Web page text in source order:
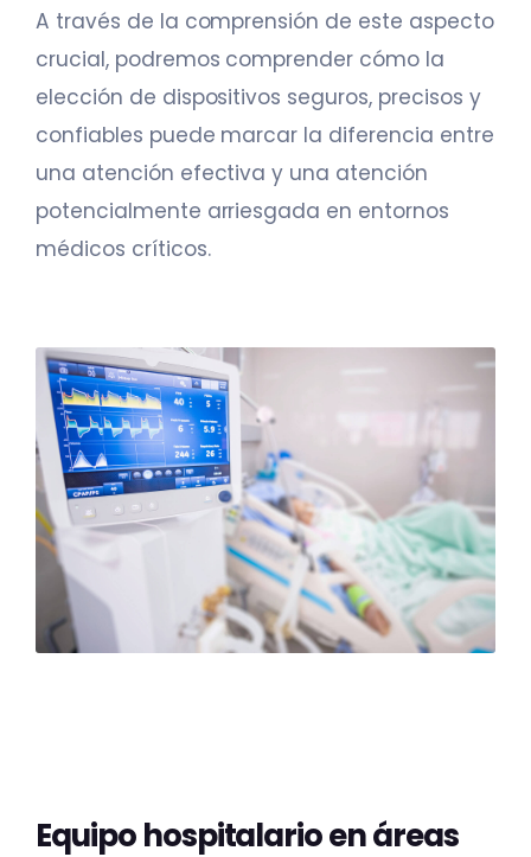
A través de la comprensión de este aspecto
crucial, podremos comprender cómo la
elección de dispositivos seguros, precisos y
confiables puede marcar la diferencia entre
una atención efectiva y una atención
potencialmente arriesgada en entornos
médicos críticos.
Equipo hospitalario en áreas